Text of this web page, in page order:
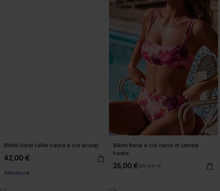
Bikini floral taille haute à col scoop
42,00 €
Armature
Bikini floral à col carré et jambe
haute
35,00 €39,00 €